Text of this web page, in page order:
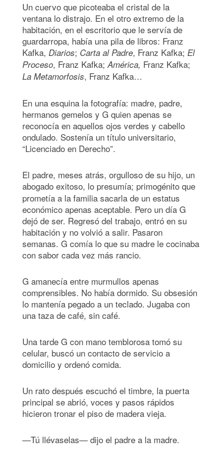
Un cuervo que picoteaba el cristal de la
ventana lo distrajo. En el otro extremo de la
habitación, en el escritorio que le servía de
guardarropa, había una pila de libros: Franz
Kafka, Diarios; Carta al Padre, Franz Kafka; El
Proceso, Franz Kafka;América, Franz Kafka;
La Metamorfosis, Franz Kafka…
En una esquina la fotografía: madre, padre,
hermanos gemelos y G quien apenas se
reconocía en aquellos ojos verdes y cabello
ondulado. Sostenía un título universitario,
“Licenciado en Derecho”.
El padre, meses atrás, orgulloso de su hijo, un
abogado exitoso, lo presumía; primogénito que
prometía a la familia sacarla de un estatus
económico apenas aceptable. Pero un día G
dejó de ser. Regresó del trabajo, entró en su
habitación y no volvió a salir. Pasaron
semanas. G comía lo que su madre le cocinaba
con sabor cada vez más rancio.
G amanecía entre murmullos apenas
comprensibles. No había dormido. Su obsesión
lo mantenía pegado a un teclado. Jugaba con
una taza de café, sin café.
Una tarde G con mano temblorosa tomó su
celular, buscó un contacto de servicio a
domicilio y ordenó comida.
Un rato después escuchó el timbre, la puerta
principal se abrió, voces y pasos rápidos
hicieron tronar el piso de madera vieja.
—Tú llévaselas— dijo el padre a la madre.